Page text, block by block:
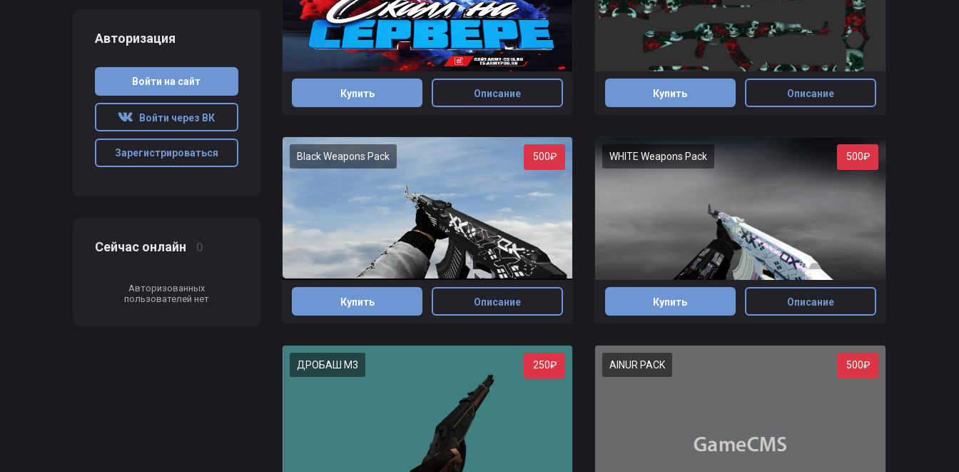
Купить Описание Купить Описание
500₽
Black Weapons Pack
Купить Описание
500₽
WHITE Weapons Pack
Купить Описание
250₽
ДРОБАШ М3 500₽
AINUR PACK
Авторизация
Войти на сайт
Войти через ВК
Зарегистрироваться
Сейчас онлайн 0
Авторизованных
пользователей нет